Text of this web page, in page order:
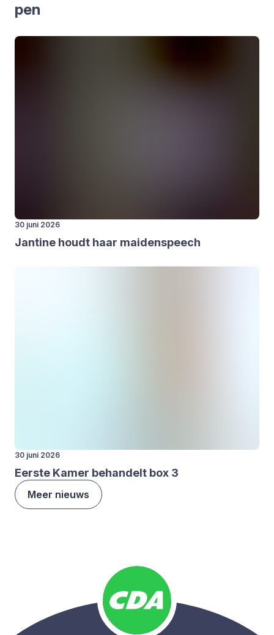
pen
30 juni 2026
Jan­ti­ne houdt haar mai­den­speech
30 juni 2026
Eer­ste Kamer behan­delt box 3
Meer nieuws